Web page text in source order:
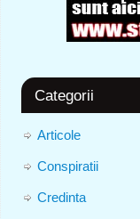
Categorii
Articole
Conspiratii
Credinta